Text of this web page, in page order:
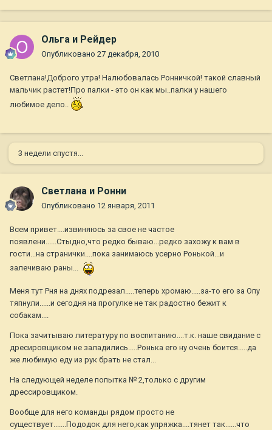
Ольга и Рейдер
Опубликовано 27 декабря, 2010
Светлана!Доброго утра! Налюбовалась Ронничкой! такой славный
мальчик растет!Про палки - это он как мы..палки у нашего
любимое дело..
3 недели спустя...
Светлана и Ронни
Опубликовано 12 января, 2011
Всем привет....извиняюсь за свое не частое
появлени......Стыдно,что редко бываю...редко захожу к вам в
гости...на странички....пока занимаюсь усерно Ронькой...и
залечиваю раны...
Меня тут Рня на днях подрезал.....теперь хромаю.....за-то его за Опу
тяпнули......и сегодня на прогулке не так радостно бежит к
собакам....
Пока зачитываю литературу по воспитанию....т.к. наше свидание с
дресировщиком не заладились.....Ронька его ну очень боится.....да
же любимую еду из рук брать не стал...
На следующей неделе попытка № 2,только с другим
дрессировщиком.
Вообще для него команды рядом просто не
существует.......Пододок для него,как упряжка....тянет так......что